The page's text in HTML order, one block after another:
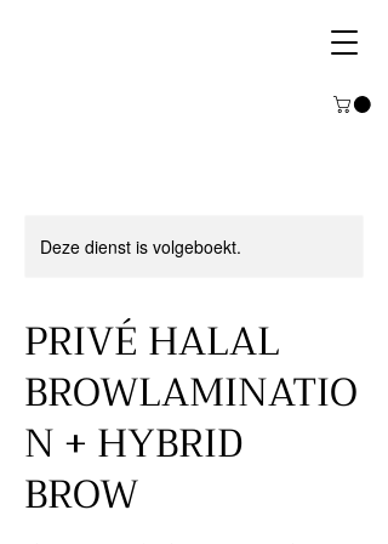
Deze dienst is volgeboekt.
PRIVÉ HALAL
BROWLAMINATIO
N + HYBRID
BROW